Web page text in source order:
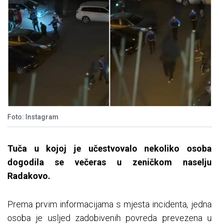
Foto: Instagram
Tuča u kojoj je učestvovalo nekoliko osoba
dogodila se večeras u zeničkom naselju
Radakovo.
Prema prvim informacijama s mjesta incidenta, jedna
osoba je usljed zadobivenih povreda prevezena u